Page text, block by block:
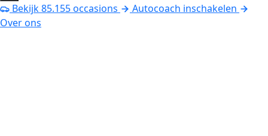
Bekijk85.155occasions
Autocoach inschakelen
Over ons